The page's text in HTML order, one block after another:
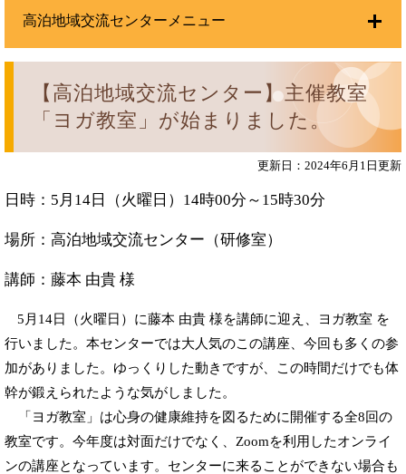
【高泊地域交流センター】主催教室
「ヨガ教室」が始まりました。
更新日：2024年6月1日更新
日時：5月14日（火曜日）14時00分～15時30分
場所：高泊地域交流センター（研修室）
講師：藤本 由貴 様
5月14日（火曜日）に藤本 由貴 様を講師に迎え、ヨガ教室 を
行いました。本センターでは大人気のこの講座、今回も多くの参
加がありました。ゆっくりした動きですが、この時間だけでも体
幹が鍛えられたような気がしました。
「ヨガ教室」は心身の健康維持を図るために開催する全8回の
教室です。今年度は対面だけでなく、Zoomを利用したオンライ
ンの講座となっています。センターに来ることができない場合も
高泊地域交流センターメニュー